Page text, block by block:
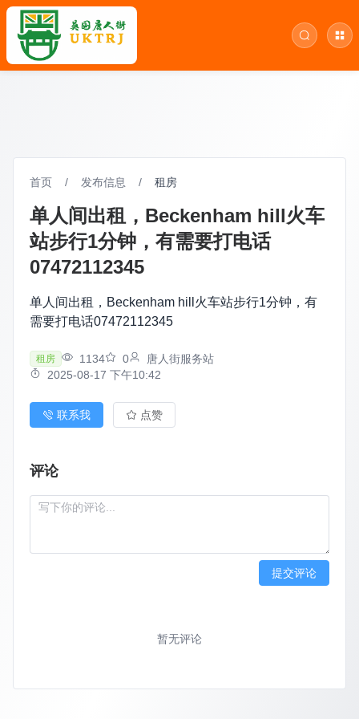
首页 / 发布信息 / 租房
单人间出租，Beckenham hill火车
站步行1分钟，有需要打电话
07472112345
单人间出租，Beckenham hill火车站步行1分钟，有
需要打电话07472112345
租房 1134 0
唐人街服务站
2025-08-17 下午10:42
联系我 点赞
评论
提交评论
暂无评论